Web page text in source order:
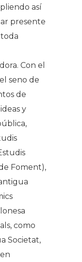
así
presente
Con el
seno de
de
y
Foment),
como
Societat,